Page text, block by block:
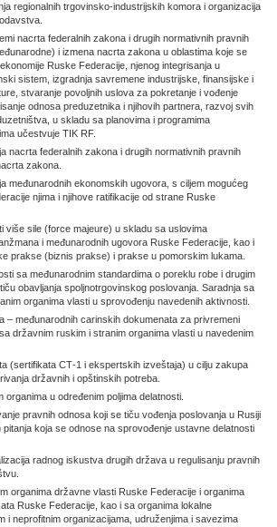
regionalnih trgovinsko-industrijskih komora i organizacija
nacrta federalnih zakona i drugih normativnih pravnih
i izmena nacrta zakona u oblastima koje se
Ruske Federacije, njenog integrisanja u
sistem, izgradnja savremene industrijske, finansijske i
stvaranje povoljnih uslova za pokretanje i vođenje
odnosa preduzetnika i njihovih partnera, razvoj svih
u skladu sa planovima i programima
učestvuje TIK RF.
nacrta federalnih zakona i drugih normativnih pravnih
zakona.
međunarodnih ekonomskih ugovora, s ciljem mogućeg
njima i njihove ratifikacije od strane Ruske
više sile (force majeure) u skladu sa uslovima
i međunarodnih ugovora Ruske Federacije, kao i
prakse (biznis prakse) i prakse u pomorskim lukama.
sa međunarodnim standardima o poreklu robe i drugim
obavljanja spoljnotrgovinskog poslovanja. Saradnja sa
organima vlasti u sprovođenju navedenih aktivnosti.
– međunarodnih carinskih dokumenata za privremeni
državnim ruskim i stranim organima vlasti u navedenim
(sertifikata СТ-1 i ekspertskih izveštaja) u cilju zakupa
državnih i opštinskih potreba.
organima u određenim poljima delatnosti.
pravnih odnosa koji se tiču vođenja poslovanja u Rusiji
koja se odnose na sprovođenje ustavne delatnosti
radnog iskustva drugih država u regulisanju pravnih
organima državne vlasti Ruske Federacije i organima
Ruske Federacije, kao i sa organima lokalne
i neprofitnim organizacijama, udruženjima i savezima